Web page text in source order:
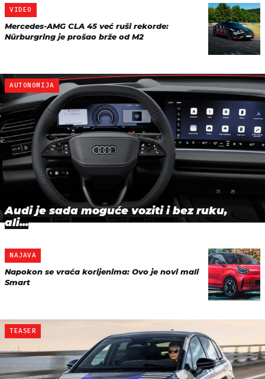
VIDEO
Mercedes-AMG CLA 45 već ruši rekorde:
Nürburgring je prošao brže od M2
AUTONOMIJA
Audi je sada moguće voziti i bez ruku,
ali...
NAJAVA
Napokon se vraća korijenima: Ovo je novi mali
Smart
TEASER